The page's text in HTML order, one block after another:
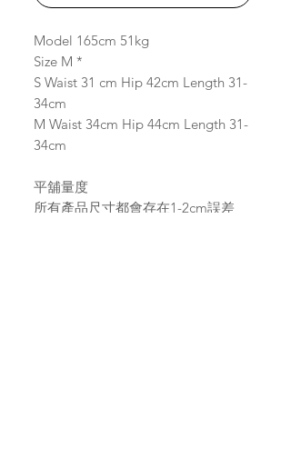
Model 165cm 51kg
Size M *
S Waist 31 cm Hip 42cm Length 31-
34cm
M Waist 34cm Hip 44cm Length 31-
34cm
平舖量度
所有產品尺寸都會存在1-2cm誤差